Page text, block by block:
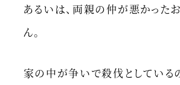
あるいは、両親の仲が悪かった
ん。
家の中が争いで殺伐としている